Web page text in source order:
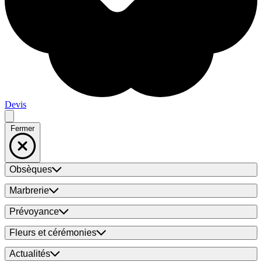
Devis
Fermer
Obsèques
Marbrerie
Prévoyance
Fleurs et cérémonies
Actualités